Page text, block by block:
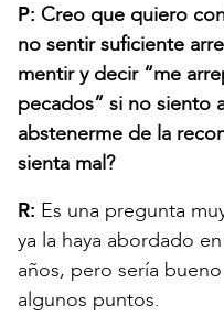
P: Creo que quiero
no sentir suficiente
mentir y decir “me
pecados” si no siento
abstenerme de la
sienta mal?
R: Es una pregunta
ya la haya abordado
años, pero sería
algunos puntos.